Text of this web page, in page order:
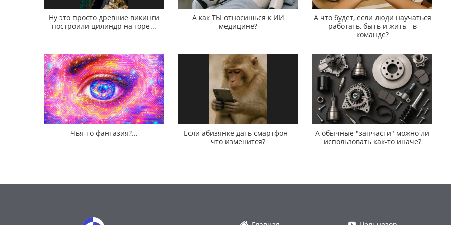
Ну это просто древние викинги
построили цилиндр на горе...
А как ТЫ относишься к ИИ
медицине?
А что будет, если люди научаться
работать, быть и жить - в
команде?
Чья-то фантазия?...
Если абизянке дать смартфон -
что изменится?
А обычные "запчасти" можно ли
использовать как-то иначе?